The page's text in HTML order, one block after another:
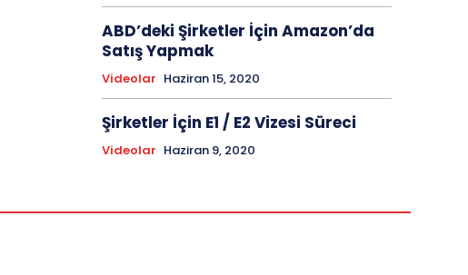
ABD’deki Şirketler İçin Amazon’da
Satış Yapmak
Videolar Haziran 15, 2020
Şirketler İçin E1 / E2 Vizesi Süreci
Videolar Haziran 9, 2020